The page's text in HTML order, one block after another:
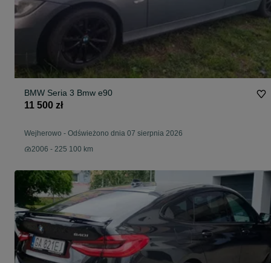
BMW Seria 3 Bmw e90
11 500 zł
Wejherowo - Odświeżono dnia 07 sierpnia 2026
2006 - 225 100 km